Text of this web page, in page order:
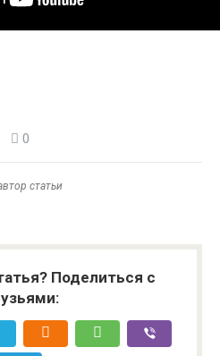
0
статьи
Поделиться с